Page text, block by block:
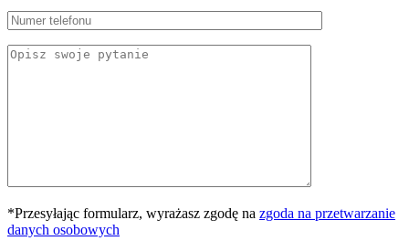
*Przesyłając formularz, wyrażasz zgodę na zgoda na przetwarzanie
danych osobowych